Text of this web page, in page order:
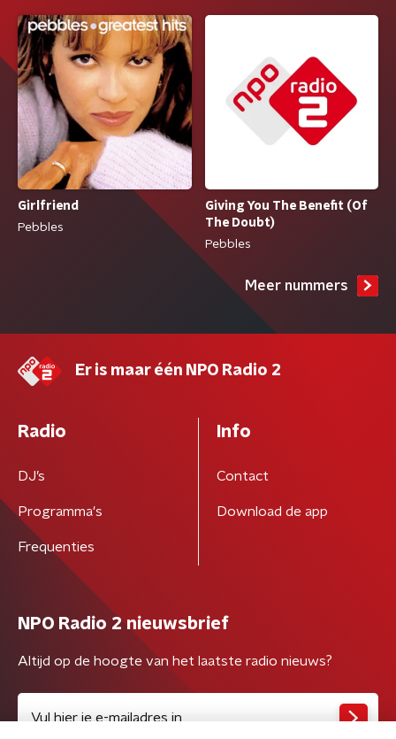
Girlfriend
Pebbles
Giving You The Benefit (Of
The Doubt)
Pebbles
Meer nummers
Er is maar één NPO Radio 2
Radio
DJ’s
Programma's
Frequenties
Info
Contact
Download de app
NPO Radio 2 nieuwsbrief
Altijd op de hoogte van het laatste radio nieuws?